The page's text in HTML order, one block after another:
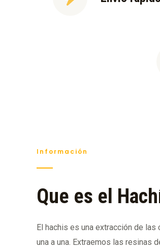
Información
Que es el
El hachis es una extracción de
una a una. Extraemos las resinas